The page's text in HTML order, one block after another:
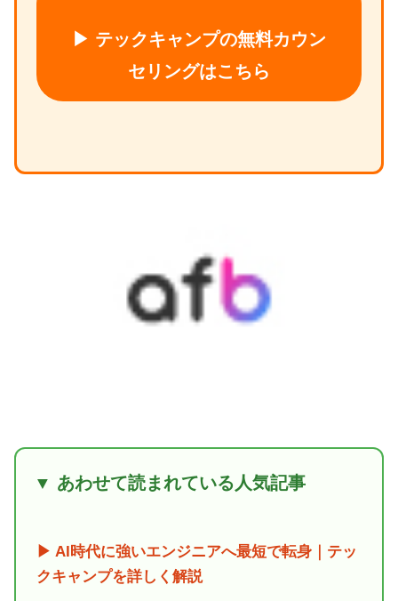
▶ テックキャンプの無料カウン
セリングはこちら
▼ あわせて読まれている人気記事
▶ AI時代に強いエンジニアへ最短で転身｜テッ
クキャンプを詳しく解説